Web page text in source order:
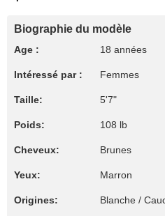
Biographie du modèle
Age : 18 années
Intéressé par : Femmes
Taille: 5'7"
Poids: 108 lb
Cheveux: Brunes
Yeux: Marron
Origines: Blanche /